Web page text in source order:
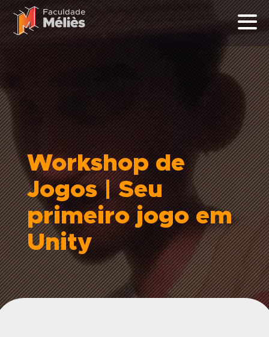
Workshop de
Jogos | Seu
primeiro jogo em
Unity